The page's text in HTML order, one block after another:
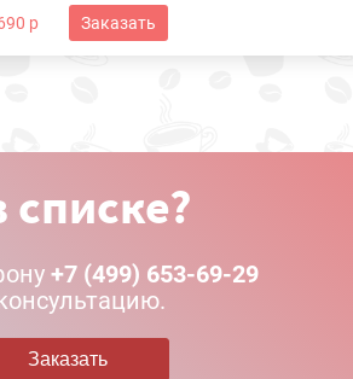
р Заказать
+7 (499) 653-69-29
Заказать